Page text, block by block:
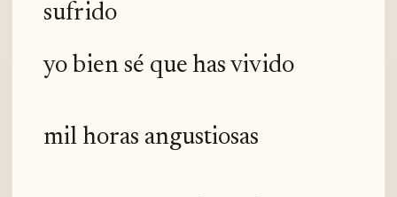
sufrido
yo bien sé que has vivido
mil horas angustiosas